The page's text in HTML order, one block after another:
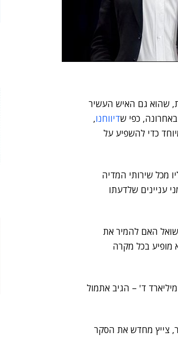
שהוא גם האיש העשיר
כפי שדיווחנו,
דולר, במיוחד כדי להשפיע על
מכל שירותי המדיה
עניינים שלדעתו
האם להמיר את
מופיע בכל מקרה
– הממוקם שני מתחת למאסק במדד העושר, עם 180.2 מיליארד ד' – הגיב אתמול
צייץ מחדש את הסקר